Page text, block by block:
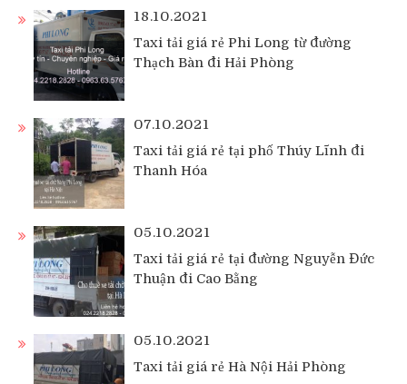
18.10.2021
Taxi tải giá rẻ Phi Long từ đường
Thạch Bàn đi Hải Phòng
07.10.2021
Taxi tải giá rẻ tại phố Thúy Lĩnh đi
Thanh Hóa
05.10.2021
Taxi tải giá rẻ tại đường Nguyễn Đức
Thuận đi Cao Bằng
05.10.2021
Taxi tải giá rẻ Hà Nội Hải Phòng